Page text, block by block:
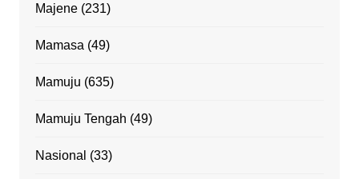
Majene(231)
Mamasa (49)
Mamuju (635)
Mamuju Tengah (49)
Nasional (33)